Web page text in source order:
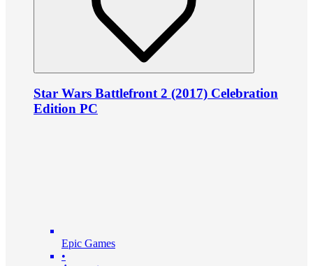
Star Wars Battlefront 2 (2017) Celebration
Edition PC
Epic Games
•